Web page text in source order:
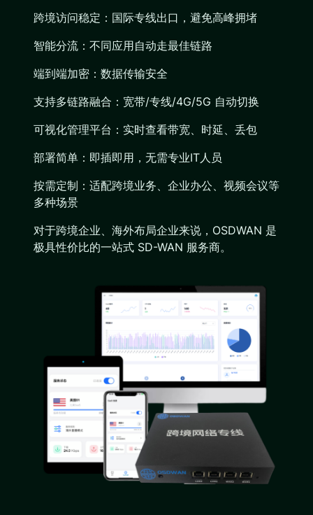
跨境访问稳定：国际专线出口，避免高峰拥堵
智能分流：不同应用自动走最佳链路
端到端加密：数据传输安全
支持多链路融合：宽带/专线/4G/5G 自动切换
可视化管理平台：实时查看带宽、时延、丢包
部署简单：即插即用，无需专业IT人员
按需定制：适配跨境业务、企业办公、视频会议等
多种场景
对于跨境企业、海外布局企业来说，OSDWAN 是
极具性价比的一站式 SD-WAN 服务商。